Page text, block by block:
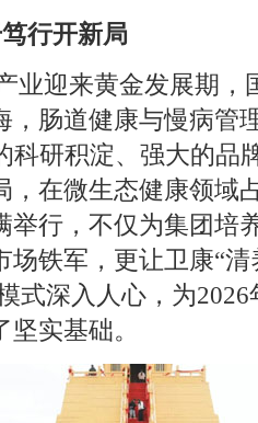
行开新局
业迎来黄金发展期，
，肠道健康与慢病管
科研积淀、强大的品
，在微生态健康领域
举行，不仅为集团培
场铁军，更让卫康“
式深入人心，为
实基础。